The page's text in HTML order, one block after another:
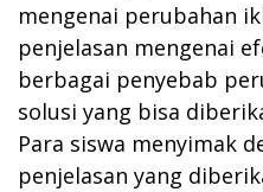
mengenai perubahan
penjelasan mengenai
berbagai penyebab
solusi yang bisa
Para siswa menyimak
penjelasan yang